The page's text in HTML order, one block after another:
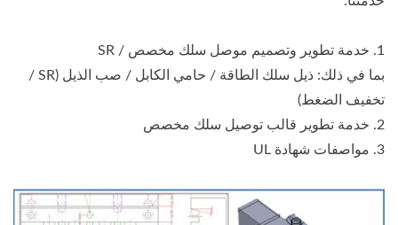
1. خدمة تطوير وتصميم موصل سلك مخصص / SR
بما في ذلك: ذيل سلك الطاقة / حامي الكابل / صب الذيل (SR /
تخفيف الضغط)
2. خدمة تطوير قالب توصيل سلك مخصص
3. مواصفات شهادة UL